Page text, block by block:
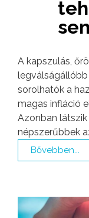
A kapszulás,
sorolhatók a
magas infláció
Azonban
népszerűbbek
Bővebben...